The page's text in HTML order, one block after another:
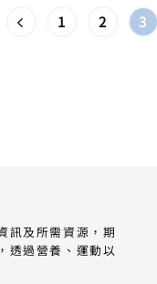
1 2 3
訊及所需資源，期
透過營養、運動以